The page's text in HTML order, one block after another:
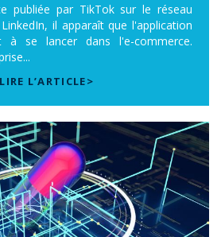
publiée par TikTok sur le réseau
il apparaît que l'application
à se lancer dans l'e-commerce.
L’ARTICLE>